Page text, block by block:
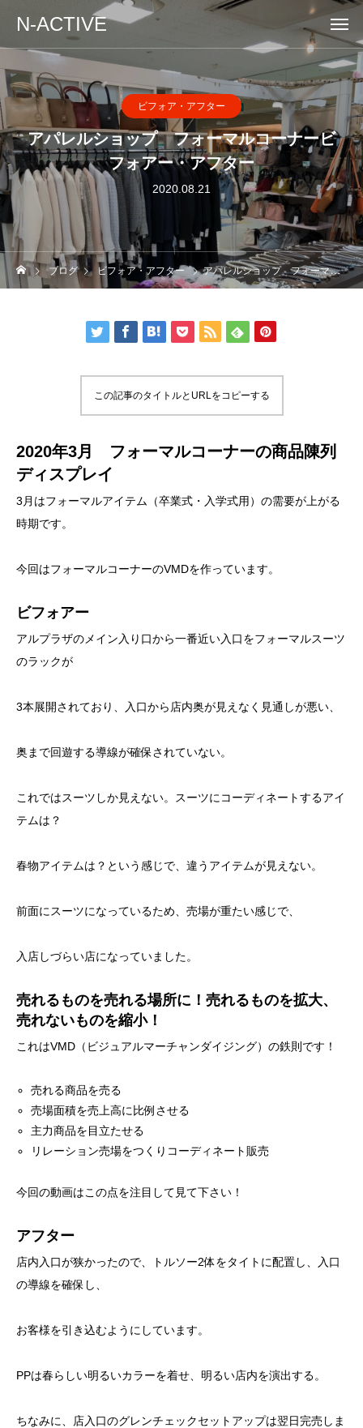
N-ACTIVE
ビフォア・アフター
アパレルショップ フォーマルコーナービ
フォアー・アフター
2020.08.21
ブログ ビフォア・アフター アパレルショップ フォーマルコーナービフォアー・アフター
この記事のタイトルとURLをコピーする
2020年3月 フォーマルコーナーの商品陳列
ディスプレイ
3月はフォーマルアイテム（卒業式・入学式用）の需要が上がる
時期です。
今回はフォーマルコーナーのVMDを作っています。
ビフォアー
アルプラザのメイン入り口から一番近い入口をフォーマルスーツ
のラックが
3本展開されており、入口から店内奥が見えなく見通しが悪い、
奥まで回遊する導線が確保されていない。
これではスーツしか見えない。スーツにコーディネートするアイ
テムは？
春物アイテムは？という感じで、違うアイテムが見えない。
前面にスーツになっているため、売場が重たい感じで、
入店しづらい店になっていました。
売れるものを売れる場所に！売れるものを拡大、
売れないものを縮小！
これはVMD（ビジュアルマーチャンダイジング）の鉄則です！
売れる商品を売る
売場面積を売上高に比例させる
主力商品を目立たせる
リレーション売場をつくりコーディネート販売
今回の動画はこの点を注目して見て下さい！
アフター
店内入口が狭かったので、トルソー2体をタイトに配置し、入口
の導線を確保し、
お客様を引き込むようにしています。
PPは春らしい明るいカラーを着せ、明るい店内を演出する。
ちなみに、店入口のグレンチェックセットアップは翌日完売しま